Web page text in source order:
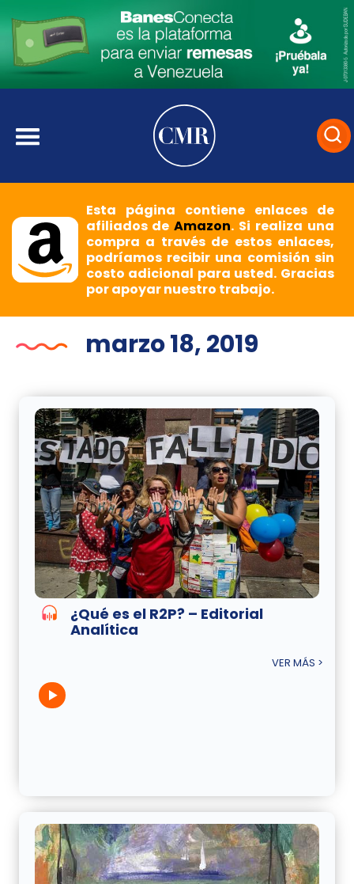
Esta página contiene enlaces de
afiliados deAmazon. Si realiza una
compra a través de estos enlaces,
podríamos recibir una comisión sin
costo adicional para usted. Gracias
por apoyar nuestro trabajo.
marzo 18, 2019
¿Qué es el R2P? – Editorial
Analítica
VER MÁS >